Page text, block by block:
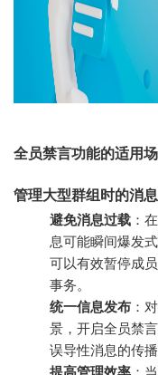
全员禁言功能的适用
管理大型群组时的消
避免消息过载 ：
息可能瞬间爆发
可以有效暂停成
事务。
统一信息发布 ：
景，开启全员禁
误导性消息的传播
提高管理效率 ：